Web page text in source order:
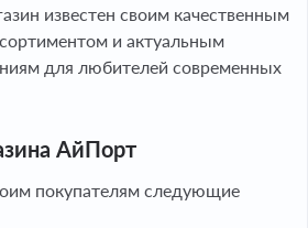
известен своим качественным
и актуальным
для любителей современных
АйПорт
покупателям следующие